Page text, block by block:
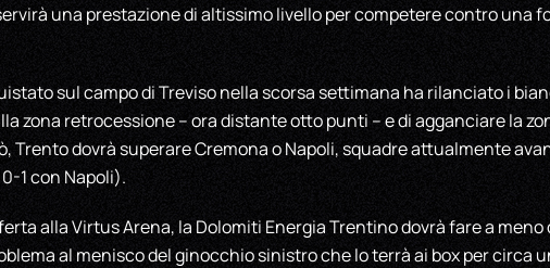
una prestazione di altissimo livello per competere contro una
sul campo di Treviso nella scorsa settimana ha rilanciato i
zona retrocessione – ora distante otto punti – e di agganciare la
Trento dovrà superare Cremona o Napoli, squadre attualmente
1 con Napoli).
alla Virtus Arena, la Dolomiti Energia Trentino dovrà fare a meno
al menisco del ginocchio sinistro che lo terrà ai box per circa